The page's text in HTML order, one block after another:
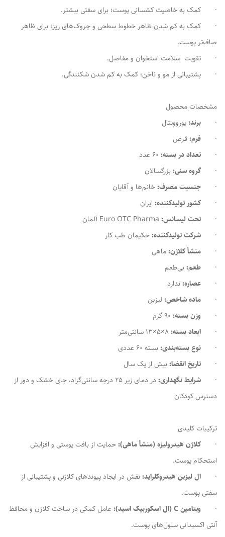
· کمک به خاصیت کشسانی پوست؛ برای سفتی بیشتر.
· کمک به کم شدن ظاهر خطوط سطحی و چروک‌های ریز؛ برای ظاهر
صاف‌تر پوست.
· تقویت سلامت استخوان و مفاصل.
· پشتیبانی از مو و ناخن؛ کمک به کم شدن شکنندگی.
مشخصات محصول
· برند:یوروویتال
· فرم: قرص
· تعداد در بسته:
· گروه سنی:بزرگسالان
· جنسیت مصرف:خانم‌ها و آقایان
· کشور تولیدکننده: ایران
·
تحت لیسانس:
· شرکت تولیدکننده:حکیمان طب کار
· منشأ کلاژن:ماهی
· طعم:بی‌طعم
· عصاره:ندارد
· ماده شاخص: لیزین
· وزن بسته:
· ابعاد بسته:
· نوع بسته‌بندی:بسته 60 عددی
· تاریخ انقضا:بیش از یک سال
· شرایط نگهداری:
در دمای زیر 25 درجه سانتی‌گراد، جای خشک و دور از
دسترس کودکان
ترکیبات کلیدی
· کلاژن هیدرولیزه (منشأ ماهی):حمایت از بافت پوستی و افزایش
استحکام پوست.
· ال لیزین هیدروکلراید:نقش در ایجاد پیوندهای کلاژنی و پشتیبانی از
سفتی پوست.
·
ویتامین C (ال اسکوربیک اسید):
عامل کمکی در ساخت کلاژن و محافظ
آنتی اکسیدانی سلول‌های پوست.